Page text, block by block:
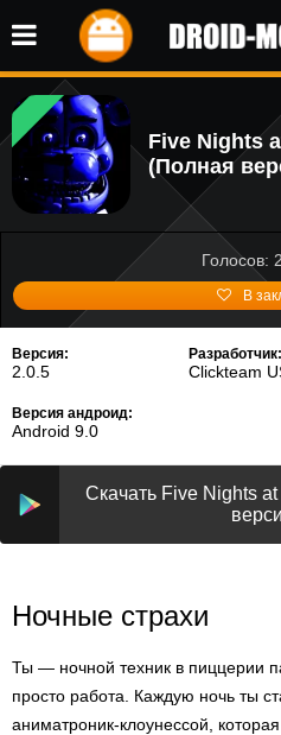
Five Nights
(Полная
Голосов:
В
Версия:
2.0.5
Разработчик:
Clickteam
Версия андроид:
Android 9.0
Скачать Five Nights
Ночные страхи
Ты — ночной техник в пиццерии
просто работа. Каждую ночь ты
аниматроник-клоунессой,